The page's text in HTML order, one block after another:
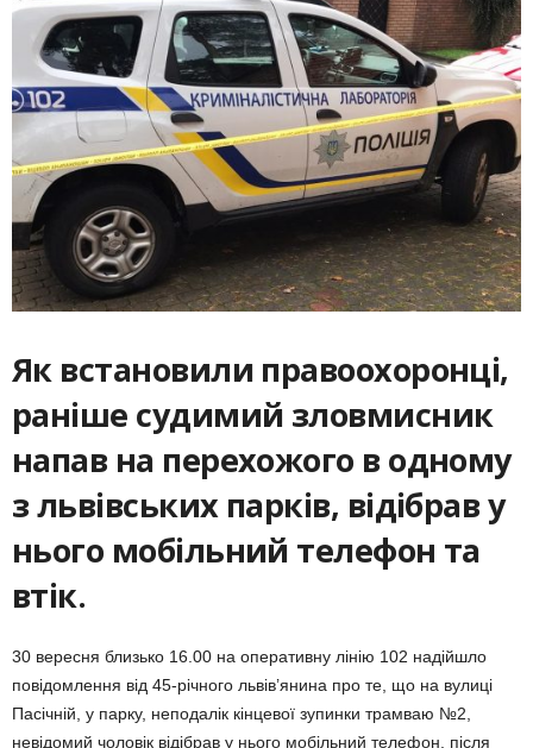
Як встановили правоохоронці,
раніше судимий зловмисник
напав на перехожого в одному
з львівських парків, відібрав у
нього мобільний телефон та
втік.
30 вересня близько 16.00 на оперативну лінію 102 надійшло
повідомлення від 45-річного львів’янина про те, що на вулиці
Пасічній, у парку, неподалік кінцевої зупинки трамваю №2,
невідомий чоловік відібрав у нього мобільний телефон, після